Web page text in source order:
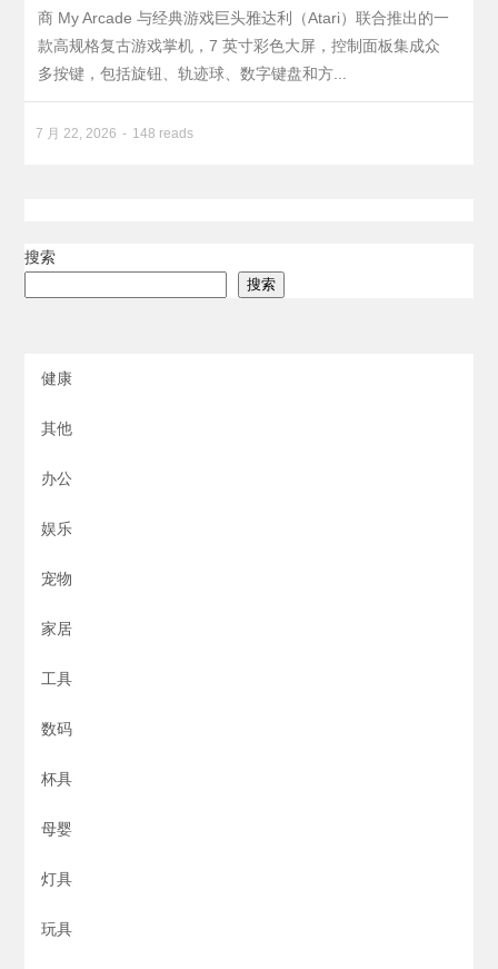
商 My Arcade 与经典游戏巨头雅达利（Atari）联合推出的一
款高规格复古游戏掌机，7 英寸彩色大屏，控制面板集成众
多按键，包括旋钮、轨迹球、数字键盘和方...
7 月 22, 2026 148 reads
搜索
搜索
健康
其他
办公
娱乐
宠物
家居
工具
数码
杯具
母婴
灯具
玩具